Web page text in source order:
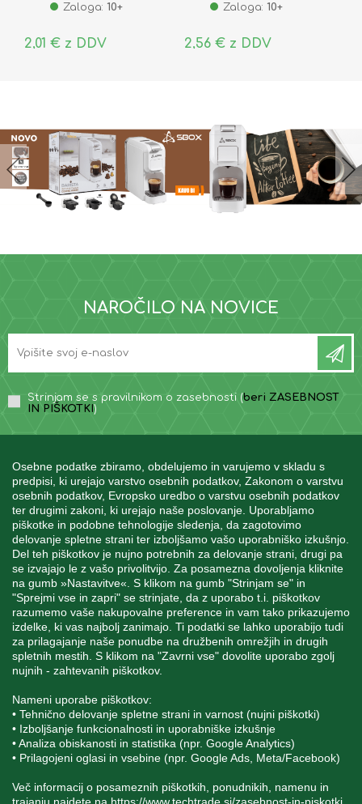
Osebne podatke zbiramo, obdelujemo in varujemo v skladu s
predpisi, ki urejajo varstvo osebnih podatkov, Zakonom o varstvu
osebnih podatkov, Evropsko uredbo o varstvu osebnih podatkov
ter drugimi zakoni, ki urejajo naše poslovanje. Uporabljamo
piškotke in podobne tehnologije sledenja, da zagotovimo
delovanje spletne strani ter izboljšamo vašo uporabniško izkušnjo.
Del teh piškotkov je nujno potrebnih za delovanje strani, drugi pa
se izvajajo le z vašo privolitvijo. Za posamezna dovoljenja kliknite
na gumb »Nastavitve«. S klikom na gumb "Strinjam se" in
"Sprejmi vse in zapri" se strinjate, da z uporabo t.i. piškotkov
razumemo vaše nakupovalne preference in vam tako prikazujemo
izdelke, ki vas najbolj zanimajo. Ti podatki se lahko uporabijo tudi
za prilagajanje naše ponudbe na družbenih omrežjih in drugih
spletnih mestih. S klikom na "Zavrni vse" dovolite uporabo zgolj
nujnih - zahtevanih piškotkov.
Nameni uporabe piškotkov:
• Tehnično delovanje spletne strani in varnost (nujni piškotki)
• Izboljšanje funkcionalnosti in uporabniške izkušnje
• Analiza obiskanosti in statistika (npr. Google Analytics)
• Prilagojeni oglasi in vsebine (npr. Google Ads, Meta/Facebook)
Več informacij o posameznih piškotkih, ponudnikih, namenu in
Zaloga: 10+
2,01 € z DDV
Zaloga: 10+
2,56 € z DDV
NAROČILO NA NOVICE
Strinjam se s pravilnikom o zasebnosti (beri ZASEBNOST
IN PIŠKOTKI )
INFORMACIJE
MOJ RAČUN
STORITEV ZA STRANKE
SPREMLJAJTE NAS
Blatnica 8, 1236 Trzin